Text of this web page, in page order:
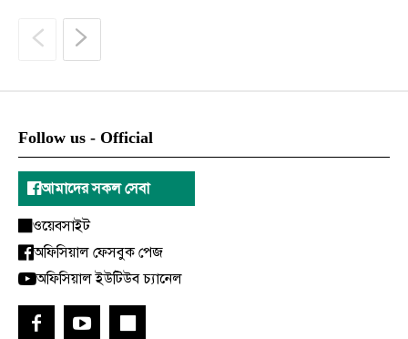
Follow us - Official
আমাদের সকল সেবা
ওয়েবসাইট
অফিসিয়াল ফেসবুক পেজ
অফিসিয়াল ইউটিউব চ্যানেল